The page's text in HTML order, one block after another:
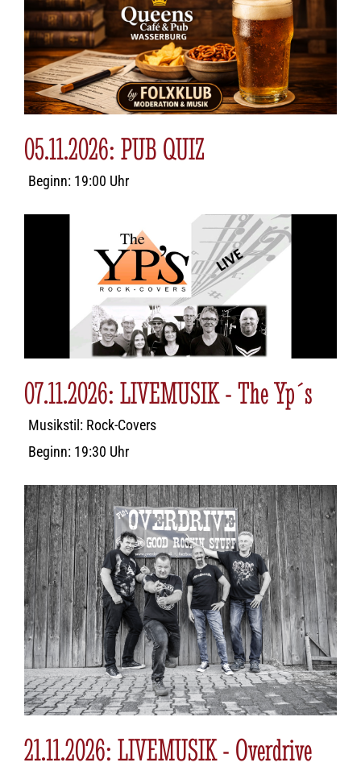
05.11.2026: PUB QUIZ
Beginn: 19:00 Uhr
07.11.2026: LIVEMUSIK - The Yp´s
Musikstil: Rock-Covers
Beginn: 19:30 Uhr
21.11.2026: LIVEMUSIK - Overdrive